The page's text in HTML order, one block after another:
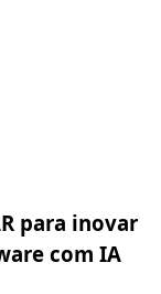
para inovar
com IA